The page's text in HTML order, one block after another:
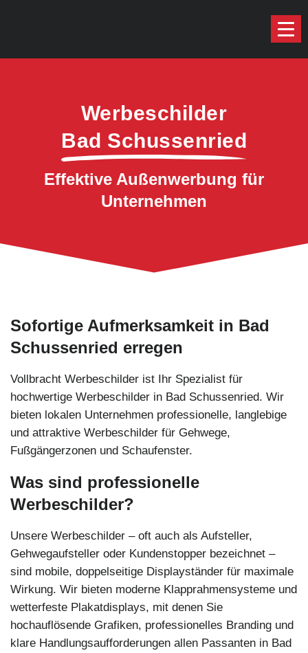
Werbeschilder
Bad Schussenried
Effektive Außenwerbung für
Unternehmen
Sofortige Aufmerksamkeit in Bad
Schussenried erregen
Vollbracht Werbeschilder ist Ihr Spezialist für
hochwertige Werbeschilder in Bad Schussenried. Wir
bieten lokalen Unternehmen professionelle, langlebige
und attraktive Werbeschilder für Gehwege,
Fußgängerzonen und Schaufenster.
Was sind professionelle
Werbeschilder?
Unsere Werbeschilder – oft auch als Aufsteller,
Gehwegaufsteller oder Kundenstopper bezeichnet –
sind mobile, doppelseitige Displayständer für maximale
Wirkung. Wir bieten moderne Klapprahmensysteme und
wetterfeste Plakatdisplays, mit denen Sie
hochauflösende Grafiken, professionelles Branding und
klare Handlungsaufforderungen allen Passanten in Bad